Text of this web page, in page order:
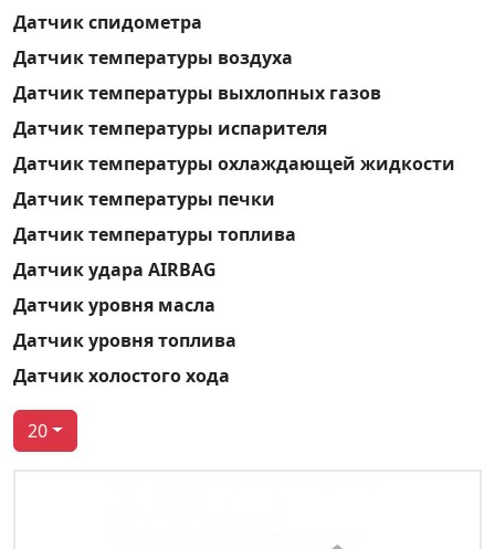
Датчик спидометра
Датчик температуры воздуха
Датчик температуры выхлопных газов
Датчик температуры испарителя
Датчик температуры охлаждающей жидкости
Датчик температуры печки
Датчик температуры топлива
Датчик удара AIRBAG
Датчик уровня масла
Датчик уровня топлива
Датчик холостого хода
20